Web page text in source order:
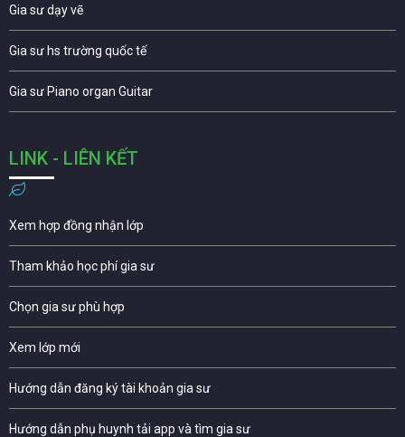
Gia sư dạy vẽ
Gia sư hs trường quốc tế
Gia sư Piano organ Guitar
LINK - LIÊN KẾT
Xem hợp đồng nhận lớp
Tham khảo học phí gia sư
Chọn gia sư phù hợp
Xem lớp mới
Hướng dẫn đăng ký tài khoản gia sư
Hướng dẫn phụ huynh tải app và tìm gia sư